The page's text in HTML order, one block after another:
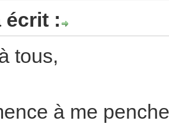
écrit :
tous,
à me